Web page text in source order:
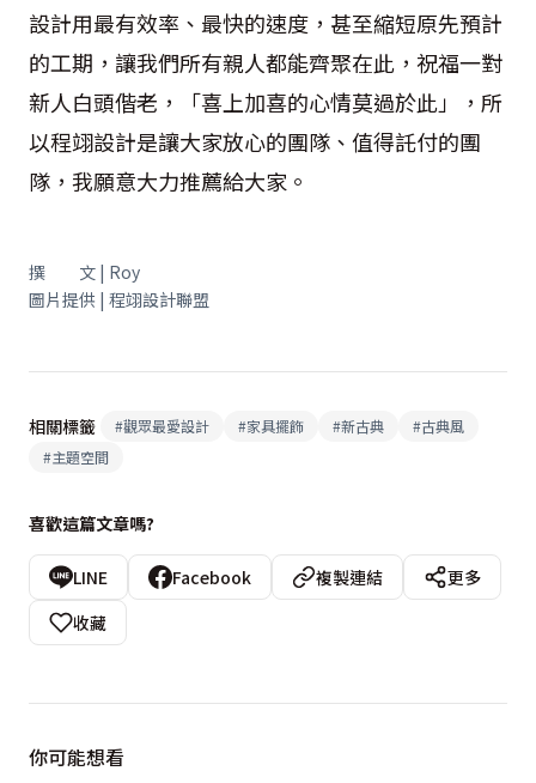
設計用最有效率、最快的速度，甚至縮短原先預計
的工期，讓我們所有親人都能齊聚在此，祝福一對
新人白頭偕老，「喜上加喜的心情莫過於此」，所
以程翊設計是讓大家放心的團隊、值得託付的團
隊，我願意大力推薦給大家。
撰 文 | Roy
圖片提供 | 程翊設計聯盟
相關標籤 #觀眾最愛設計 #家具擺飾 #新古典 #古典風
#主題空間
喜歡這篇文章嗎?
LINE Facebook 複製連結
更多
收藏
你可能想看